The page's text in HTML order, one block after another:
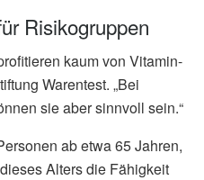
Risikogruppen
kaum von Vitamin-
Warentest. „Bei
sie aber sinnvoll sein.“
ab etwa 65 Jahren,
Alters die Fähigkeit